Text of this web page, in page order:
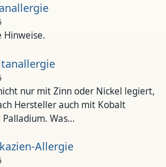
Hinweise.
nur mit Zinn oder Nickel legiert,
Hersteller auch mit Kobalt
Was…
Allergie